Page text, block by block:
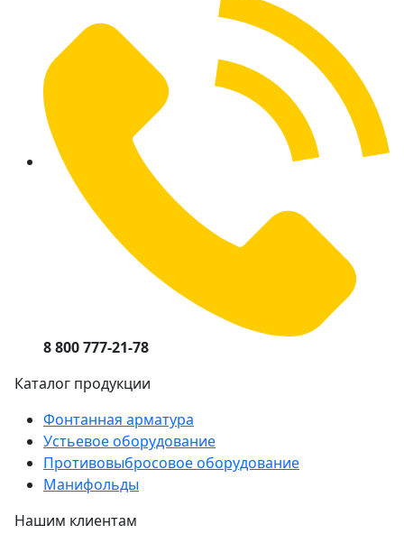
8 800 777-21-78
Каталог продукции
Фонтанная арматура
Устьевое оборудование
Противовыбросовое оборудование
Манифольды
Нашим клиентам